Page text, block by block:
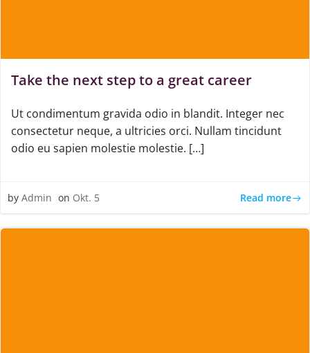
Take the next step to a great career
Ut condimentum gravida odio in blandit. Integer nec
consectetur neque, a ultricies orci. Nullam tincidunt
odio eu sapien molestie molestie. […]
by Admin on Okt. 5 Read more